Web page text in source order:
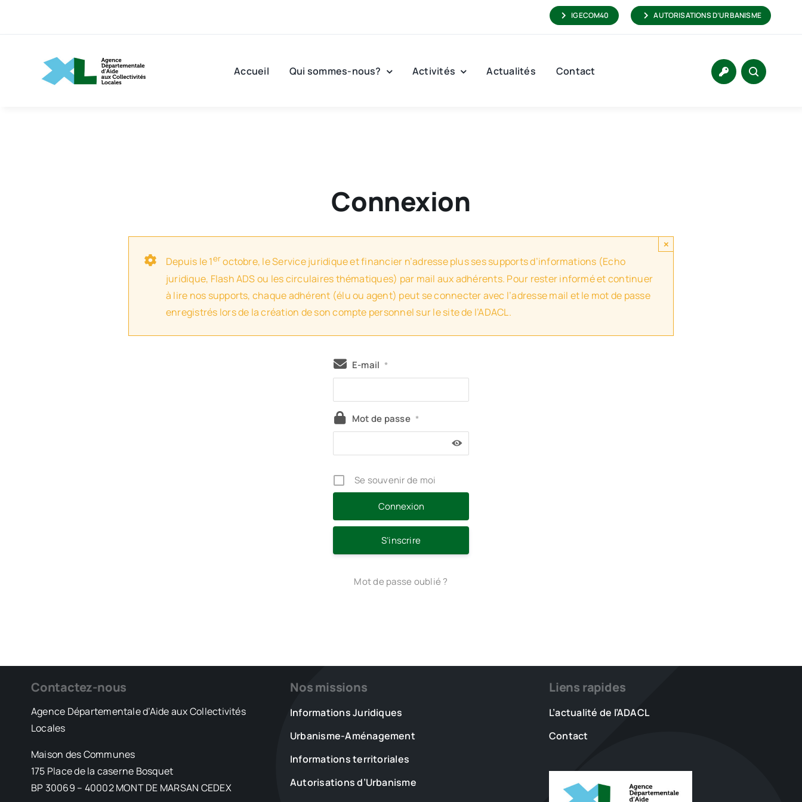
IGECOM40 AUTORISATIONS D’URBANISME
Accueil Qui sommes-nous? Activités Actualités Contact
Connexion
Depuis le 1eroctobre, le Service juridique et financier n’adresse plus ses supports d’informations (Echo
juridique, Flash ADS ou les circulaires thématiques) par mail aux adhérents. Pour rester informé et continuer
à lire nos supports, chaque adhérent (élu ou agent) peut se connecter avec l’adresse mail et le mot de passe
enregistrés lors de la création de son compte personnel sur le site de l’ADACL.
×
E-mail *
Mot de passe *
Se souvenir de moi
S’inscrire
Mot de passe oublié ?
Contactez-nous
Agence Départementale d’Aide aux Collectivités
Locales
Maison des Communes
175 Place de la caserne Bosquet
BP 30069 – 40002 MONT DE MARSAN CEDEX
Nos missions
Informations Juridiques
Urbanisme-Aménagement
Informations territoriales
Autorisations d’Urbanisme
Liens rapides
L’actualité de l’ADACL
Contact